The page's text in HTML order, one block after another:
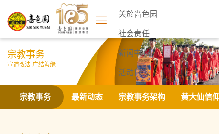
关於啬色园
社会责任
新闻中心
活动日志
联络我们
宗教事务
宣道弘法 广结善缘
宗教事务 最新动态 宗教事务架构 黄大仙信